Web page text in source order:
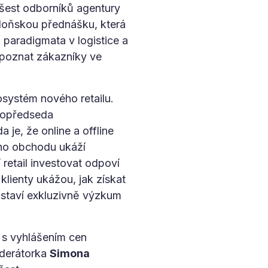
odborníků agentury
přednášku, která
v logistice a
zákazníky ve
nového retailu.
je, že online a offline
obchodu ukáží
retail investovat odpoví
ukážou, jak získat
exkluzivně výzkum
vyhlášením cen
Simona